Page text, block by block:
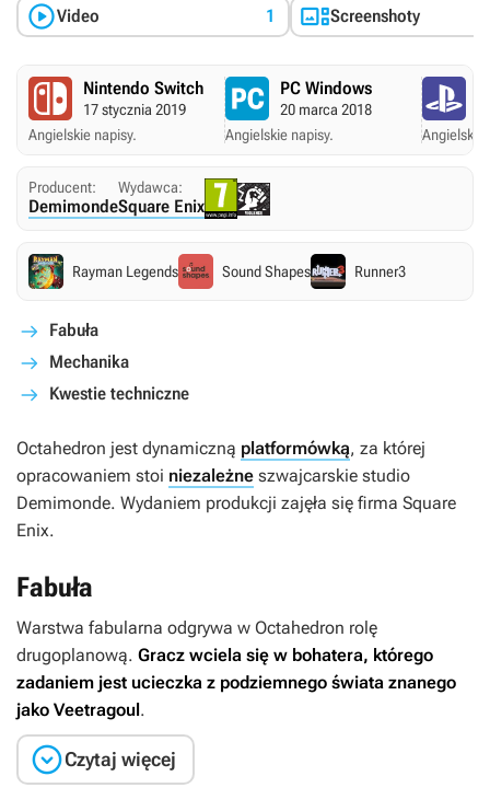
Video 1 Screenshoty
Nintendo Switch
17 stycznia 2019
Angielskie napisy.
PC Windows
20 marca 2018
Angielskie napisy.
Angielskie
Producent:
Demimonde
Wydawca:
Square Enix
Rayman Legends Sound Shapes Runner3
Fabuła
Mechanika
Kwestie techniczne
Octahedron jest dynamiczną platformówką, za której
opracowaniem stoi niezależne szwajcarskie studio
Demimonde. Wydaniem produkcji zajęła się firma Square
Enix.
Fabuła
Warstwa fabularna odgrywa w Octahedron rolę
drugoplanową. Gracz wciela się w bohatera, którego
zadaniem jest ucieczka z podziemnego świata znanego
jako Veetragoul.
Czytaj więcej